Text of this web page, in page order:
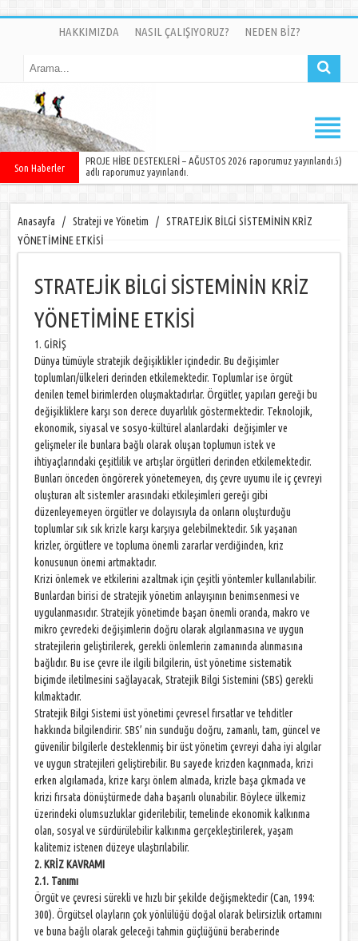
HAKKIMIZDA NASIL ÇALIŞIYORUZ? NEDEN BİZ?
Son Haberler
DÜNYA ÜLKELERİNDE NELER OLUYOR ? SAYI 11 (OCAK-MAYIS 2026)
adlı raporumuz yayınlandı.
Anasayfa / Strateji ve Yönetim / STRATEJİK BİLGİ SİSTEMİNİN KRİZ
YÖNETİMİNE ETKİSİ
STRATEJİK BİLGİ SİSTEMİNİN KRİZ
YÖNETİMİNE ETKİSİ
1. GİRİŞ
Dünya tümüyle stratejik değişiklikler içindedir. Bu değişimler
toplumları/ülkeleri derinden etkilemektedir. Toplumlar ise örgüt
denilen temel birimlerden oluşmaktadırlar. Örgütler, yapıları gereği bu
değişikliklere karşı son derece duyarlılık göstermektedir. Teknolojik,
ekonomik, siyasal ve sosyo-kültürel alanlardaki değişimler ve
gelişmeler ile bunlara bağlı olarak oluşan toplumun istek ve
ihtiyaçlarındaki çeşitlilik ve artışlar örgütleri derinden etkilemektedir.
Bunları önceden öngörerek yönetemeyen, dış çevre uyumu ile iç çevreyi
oluşturan alt sistemler arasındaki etkileşimleri gereği gibi
düzenleyemeyen örgütler ve dolayısıyla da onların oluşturduğu
toplumlar sık sık krizle karşı karşıya gelebilmektedir. Sık yaşanan
krizler, örgütlere ve topluma önemli zararlar verdiğinden, kriz
konusunun önemi artmaktadır.
Krizi önlemek ve etkilerini azaltmak için çeşitli yöntemler kullanılabilir.
Bunlardan birisi de stratejik yönetim anlayışının benimsenmesi ve
uygulanmasıdır. Stratejik yönetimde başarı önemli oranda, makro ve
mikro çevredeki değişimlerin doğru olarak algılanmasına ve uygun
stratejilerin geliştirilerek, gerekli önlemlerin zamanında alınmasına
bağlıdır. Bu ise çevre ile ilgili bilgilerin, üst yönetime sistematik
biçimde iletilmesini sağlayacak, Stratejik Bilgi Sistemini (SBS) gerekli
kılmaktadır.
Stratejik Bilgi Sistemi üst yönetimi çevresel fırsatlar ve tehditler
hakkında bilgilendirir. SBS’ nin sunduğu doğru, zamanlı, tam, güncel ve
güvenilir bilgilerle desteklenmiş bir üst yönetim çevreyi daha iyi algılar
ve uygun stratejileri geliştirebilir. Bu sayede krizden kaçınmada, krizi
erken algılamada, krize karşı önlem almada, krizle başa çıkmada ve
krizi fırsata dönüştürmede daha başarılı olunabilir. Böylece ülkemiz
üzerindeki olumsuzluklar giderilebilir, temelinde ekonomik kalkınma
olan, sosyal ve sürdürülebilir kalkınma gerçekleştirilerek, yaşam
kalitemiz istenen düzeye ulaştırılabilir.
2. KRİZ KAVRAMI
2.1. Tanımı
Örgüt ve çevresi sürekli ve hızlı bir şekilde değişmektedir (Can, 1994:
300). Örgütsel olayların çok yönlülüğü doğal olarak belirsizlik ortamını
ve buna bağlı olarak geleceği tahmin güçlüğünü beraberinde